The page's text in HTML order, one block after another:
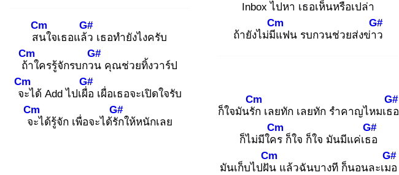
สน
Cm
ใจเธอแล้ว
G#
เธอทำยังไงครับ
ถ้า
Cm
ใครรู้จักรบกวน
G#
คุณช่วยทิ้งวาร์ป
จะ
Cm
ได้ Add ไปเผื่อ
G#
เผื่อเธอจะเปิดใจรับ
จะ
Cm
ได้รู้จัก เพื่อจะได้รัก
G#
ให้หนักเลย
Inbox ไปหา เธอเห็นหรือเปล่า
ถ้ายังไม่มีแ
Cm
ฟน รบกวนช่วยส่งข่าว
G#
ก็ใจมันรัก
Cm
เลยทัก เลยทัก รำคาญไหมเธอ
G#
ก็ไม่มีใคร
Cm
ก็ใจ ก็ใจ มันมีแค่เธอ
G#
มันเก็บไปฝัน
Cm
แล้วฉันบางที ก็นอนละเมอ
G#